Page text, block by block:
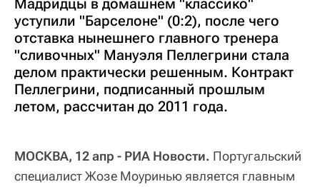
Мадридцы в домашнем "классико"
уступили "Барселоне" (0:2), после чего
отставка нынешнего главного тренера
"сливочных" Мануэля Пеллегрини стала
делом практически решенным. Контракт
Пеллегрини, подписанный прошлым
летом, рассчитан до 2011 года.
МОСКВА, 12 апр - РИА Новости. Португальский
специалист Жозе Моуринью является главным